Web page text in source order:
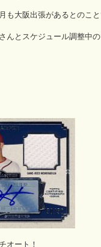
も大阪出張があるとのこ
んとスケジュール調整中
ート！